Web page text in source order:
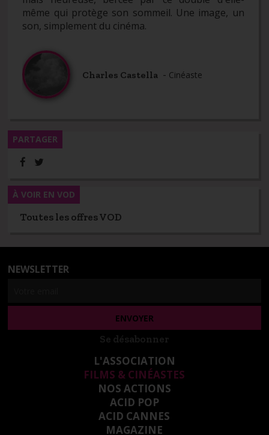
même qui protège son sommeil. Une image, un
son, simplement du cinéma.
Charles Castella - Cinéaste
PARTAGER
Toutes les offres VOD
À VOIR EN VOD
NEWSLETTER
Se désabonner
L'ASSOCIATION
FILMS & CINÉASTES
NOS ACTIONS
ACID POP
ACID CANNES
MAGAZINE